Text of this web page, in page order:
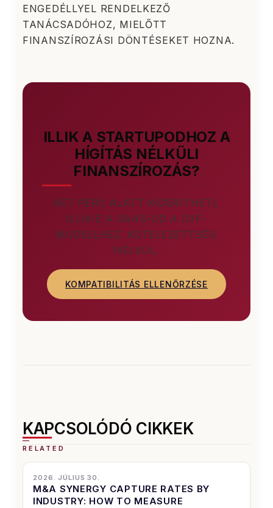
ENGEDÉLLYEL RENDELKEZŐ
TANÁCSADÓHOZ, MIELŐTT
FINANSZÍROZÁSI DÖNTÉSEKET HOZNA.
ILLIK A STARTUPODHOZ A
HÍGÍTÁS NÉLKÜLI
FINANSZÍROZÁS?
KÉT PERC ALATT KIDERÍTHETI,
ILLIK-E A SAAS-OD A CVF-
MODELLHEZ. KÖTELEZETTSÉG
NÉLKÜL.
KOMPATIBILITÁS ELLENŐRZÉSE
KAPCSOLÓDÓ CIKKEK
2026. JÚLIUS 30.
M&A SYNERGY CAPTURE RATES BY
INDUSTRY: HOW TO MEASURE